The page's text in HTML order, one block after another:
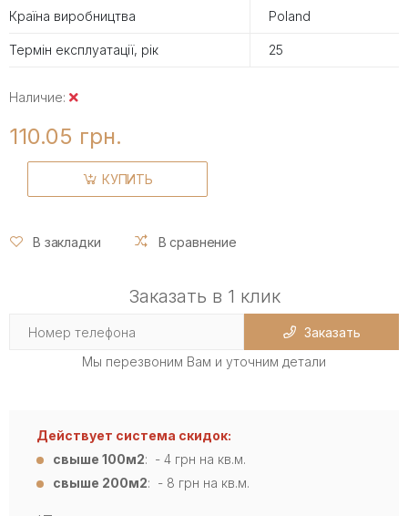
Країна виробництва Poland
Термін експлуатації, рік 25
Наличие:
110.05 грн.
КУПИТЬ
В закладки В сравнение
Заказать в 1 клик
Заказать
Мы перезвоним Вам и уточним детали
Действует система скидок:
свыше 100м2: - 4 грн на кв.м.
свыше 200м2: - 8 грн на кв.м.